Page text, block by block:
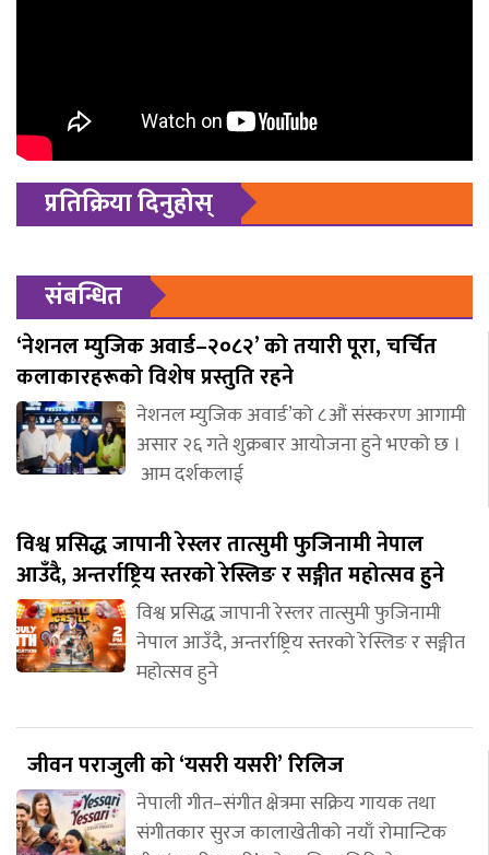
प्रतिक्रिया दिनुहोस्
संबन्धित
‘नेशनल म्युजिक अवार्ड–२०८२’ को तयारी पूरा, चर्चित
कलाकारहरूको विशेष प्रस्तुति रहने
नेशनल म्युजिक अवार्ड’को ८औं संस्करण आगामी
असार २६ गते शुक्रबार आयोजना हुने भएको छ ।
आम दर्शकलाई
विश्व प्रसिद्ध जापानी रेस्लर तात्सुमी फुजिनामी नेपाल
आउँदै, अन्तर्राष्ट्रिय स्तरको रेस्लिङ र सङ्गीत महोत्सव हुने
विश्व प्रसिद्ध जापानी रेस्लर तात्सुमी फुजिनामी
नेपाल आउँदै, अन्तर्राष्ट्रिय स्तरको रेस्लिङ र सङ्गीत
महोत्सव हुने
जीवन पराजुली को ‘यसरी यसरी’ रिलिज
नेपाली गीत–संगीत क्षेत्रमा सक्रिय गायक तथा
संगीतकार सुरज कालाखेतीको नयाँ रोमान्टिक